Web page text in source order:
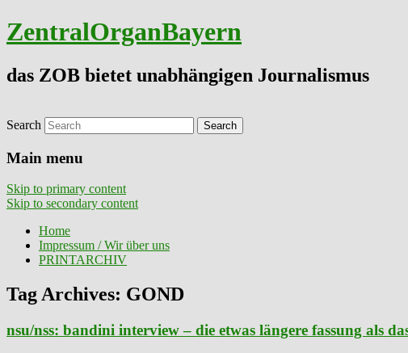
ZentralOrganBayern
das ZOB bietet unabhängigen Journalismus
Search
Main menu
Skip to primary content
Skip to secondary content
Home
Impressum / Wir über uns
PRINTARCHIV
Tag Archives: GOND
nsu/nss: bandini interview – die etwas längere fassung als